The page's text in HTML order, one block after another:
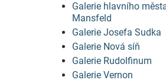
Galerie hlavního
Mansfeld
Galerie Josefa Sudka
Galerie Nová síň
Galerie Rudolfinum
Galerie Vernon